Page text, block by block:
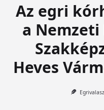
Az egri
a Nemzeti
Heves
Egrivalasz